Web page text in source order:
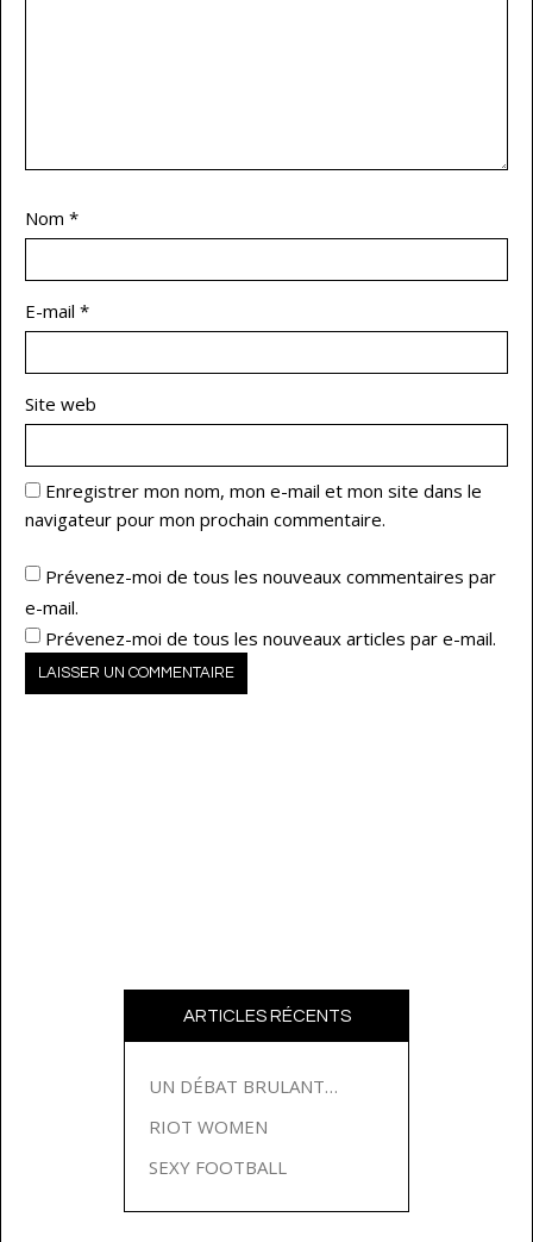
Nom *
E-mail *
Site web
Enregistrer mon nom, mon e-mail et mon site dans le
navigateur pour mon prochain commentaire.
Prévenez-moi de tous les nouveaux commentaires par
e-mail.
Prévenez-moi de tous les nouveaux articles par e-mail.
ARTICLES RÉCENTS
UN DÉBAT BRULANT…
RIOT WOMEN
SEXY FOOTBALL